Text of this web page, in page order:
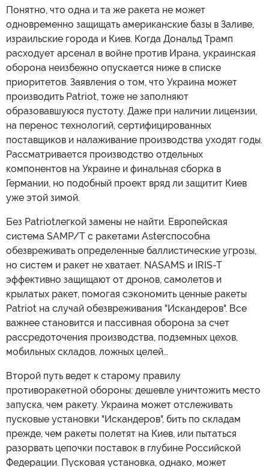
Понятно, что одна и та же ракета не может
одновременно защищать американские базы в Заливе,
израильские города и Киев. Когда Дональд Трамп
расходует арсенал в войне против Ирана, украинская
оборона неизбежно опускается ниже в списке
приоритетов. Заявления о том, что Украина может
производить Patriot, тоже не заполняют
образовавшуюся пустоту. Даже при наличии лицензии,
на перенос технологий, сертифицированных
поставщиков и налаживание производства уходят годы.
Рассматривается производство отдельных
компонентов на Украине и финальная сборка в
Германии, но подобный проект вряд ли защитит Киев
уже этой зимой.
Без Patriotлегкой замены не найти. Европейская
система SAMP/T с ракетами Asterспособна
обезвреживать определенные баллистические угрозы,
но систем и ракет не хватает. NASAMS и IRIS-T
эффективно защищают от дронов, самолетов и
крылатых ракет, помогая сэкономить ценные ракеты
Patriot на случай обезвреживания "Искандеров". Все
важнее становится и пассивная оборона за счет
рассредоточения производства, подземных цехов,
мобильных складов, ложных целей…
Второй путь ведет к старому правилу
противоракетной обороны: дешевле уничтожить место
запуска, чем ракету. Украина может отслеживать
пусковые установки "Искандеров", бить по складам
прежде, чем ракеты полетят на Киев, или пытаться
разорвать цепочки поставок в глубине Российской
Федерации. Пусковая установка, однако, может